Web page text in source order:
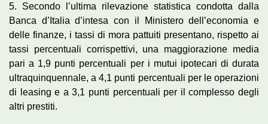
5. Secondo l’ultima rilevazione statistica condotta dalla
Banca d’Italia d’intesa con il Ministero dell’economia e
delle finanze, i tassi di mora pattuiti presentano, rispetto ai
tassi percentuali corrispettivi, una maggiorazione media
pari a 1,9 punti percentuali per i mutui ipotecari di durata
ultraquinquennale, a 4,1 punti percentuali per le operazioni
di leasing e a 3,1 punti percentuali per il complesso degli
altri prestiti.